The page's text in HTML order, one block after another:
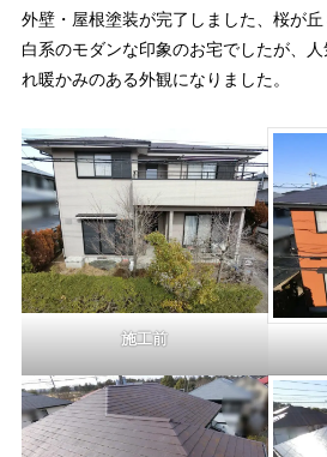
外壁・屋根塗装が完了しました、桜が丘
白系のモダンな印象のお宅でしたが、
れ暖かみのある外観になりました。
施工前